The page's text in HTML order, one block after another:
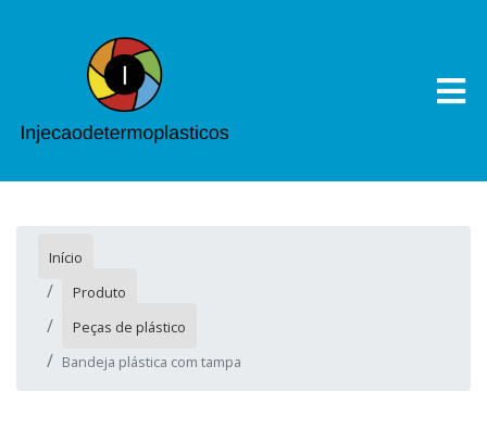
Início
Produto
Peças de plástico
Bandeja plástica com tampa